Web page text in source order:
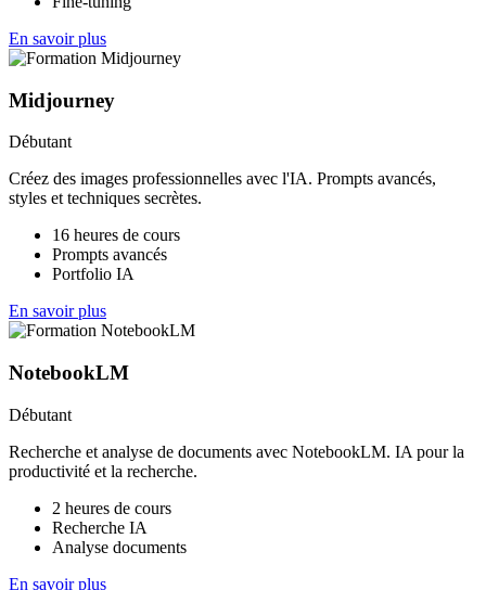
En savoir plus
Midjourney
Débutant
Créez des images professionnelles avec l'IA. Prompts avancés,
styles et techniques secrètes.
16 heures de cours
Prompts avancés
Portfolio IA
En savoir plus
NotebookLM
Débutant
Recherche et analyse de documents avec NotebookLM. IA pour la
productivité et la recherche.
2 heures de cours
Recherche IA
Analyse documents
En savoir plus